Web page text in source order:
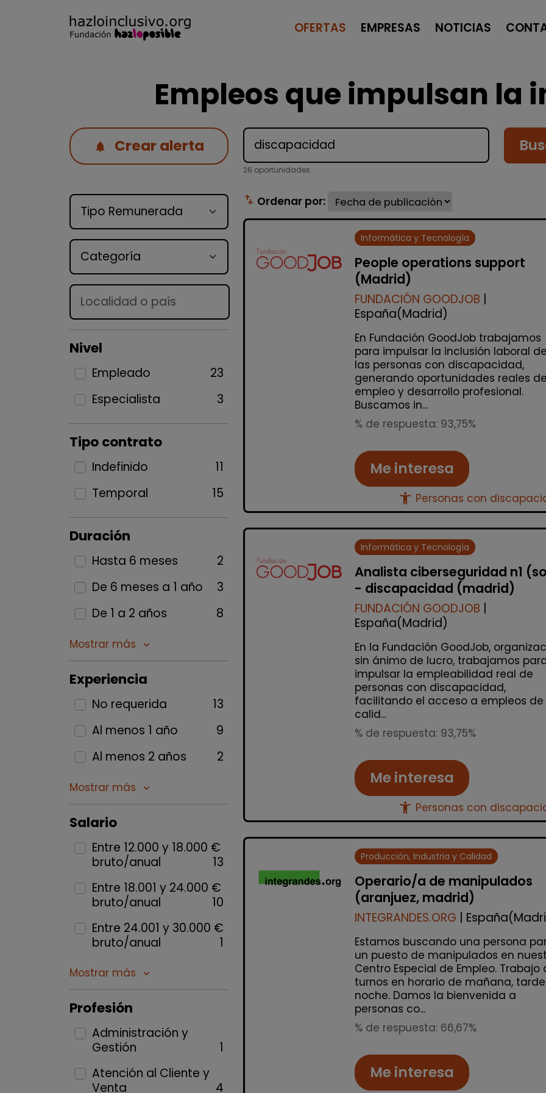
OFERTAS EMPRESAS NOTICIAS
Empleos que impulsan la
Crear alerta
Tipo de oferta
Categoría
Lugar
Nivel
Empleado
23
Especialista
3
Tipo contrato
Indefinido
11
Temporal
15
Duración
Hasta 6 meses
2
De 6 meses a 1 año
3
De 1 a 2 años
8
Mostrar más keyboard_arrow_down
Experiencia
No requerida
13
Al menos 1 año
9
Al menos 2 años
2
Mostrar más keyboard_arrow_down
Salario
Entre 12.000 y 18.000 €
bruto/anual
13
Entre 18.001 y 24.000 €
bruto/anual
10
Entre 24.001 y 30.000 €
bruto/anual
1
Mostrar más keyboard_arrow_down
Profesión
Administración y
Gestión
1
Atención al Cliente y
Venta
4
26 oportunidades
swap_vert Ordenar por:
Informática y Tecnología
People operations support
(Madrid)
FUNDACIÓN GOODJOB |
España(Madrid)
En Fundación GoodJob trabajamos
para impulsar la inclusión laboral de
las personas con discapacidad,
generando oportunidades reales de
empleo y desarrollo profesional.
Buscamos in...
% de respuesta: 93,75%
Me interesa
accessibility_new Personas con
Informática y Tecnología
Analista ciberseguridad n1
- discapacidad (madrid)
FUNDACIÓN GOODJOB |
España(Madrid)
En la Fundación GoodJob,
sin ánimo de lucro, trabajamos
impulsar la empleabilidad real de
personas con discapacidad,
facilitando el acceso a empleos de
calid...
% de respuesta: 93,75%
Me interesa
accessibility_new Personas con
Producción, Industria y Calidad
Operario/a de manipulados
(aranjuez, madrid)
INTEGRANDES.ORG |
Estamos buscando una persona
un puesto de manipulados en
Centro Especial de Empleo. Trabajo
turnos en horario de mañana,
noche. Damos la bienvenida a
personas co...
% de respuesta: 66,67%
Me interesa